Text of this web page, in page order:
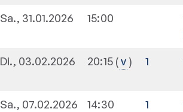
Sa., 31.01.2026 15:00
Di., 03.02.2026 20:15 v 1
Sa., 07.02.2026 14:30 1